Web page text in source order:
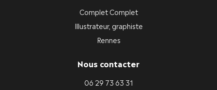
Complet Complet
Illustrateur, graphiste
Rennes
Nous contacter
06 29 73 63 31